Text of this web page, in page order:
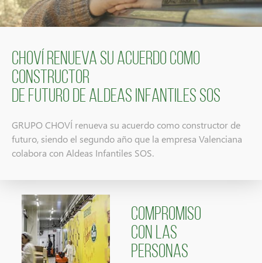
Choví renueva su acuerdo como
constructor
de futuro de Aldeas Infantiles SOS
GRUPO CHOVÍ renueva su acuerdo como constructor de
futuro, siendo el segundo año que la empresa Valenciana
colabora con Aldeas Infantiles SOS.
COMPROMISO
CON LAS
PERSONAS